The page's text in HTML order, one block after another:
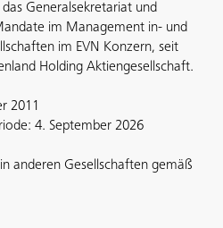
Generalsekretariat und
im Management in- und
im EVN Konzern, seit
Holding Aktiengesellschaft.
2011
4. September 2026
anderen Gesellschaften gemäß